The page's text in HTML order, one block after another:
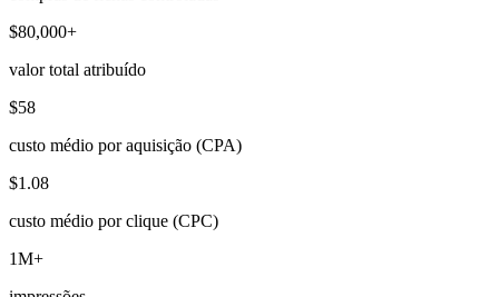
$80,000+
valor total atribuído
$58
custo médio por aquisição (CPA)
$1.08
custo médio por clique (CPC)
1M+